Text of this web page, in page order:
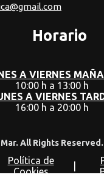
Horario
A VIERNES
10:00 h a 13:00 h
A VIERNES
16:00 h a 20:00 h
All Rights Reserved.
Política de
Cookies